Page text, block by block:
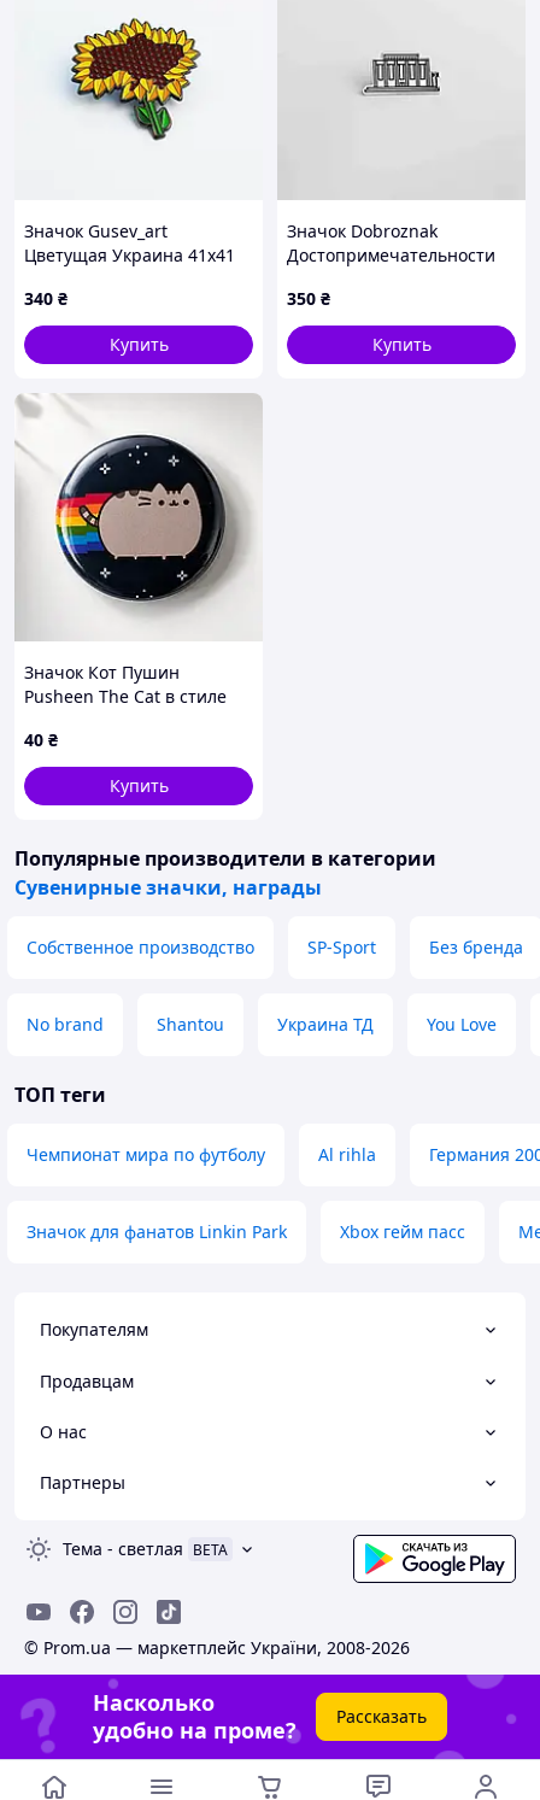
Значок Gusev_art
Цветущая Украина 41х41
340 ₴
Купить
Значок Dobroznak
Достопримечательности
29x15 мм Серебристый
(5974)
350 ₴
Купить
Значок Кот Пушин
Pusheen The Cat в стиле
40 ₴
Купить
Популярные производители в категории
Сувенирные значки, награды
Собственное производство SP-Sport Без бренда
No brand Shantou Украина ТД You Love
ТОП теги
Чемпионат мира по футболу Al rihla Германия
Значок для фанатов Linkin Park Xbox гейм пасс
Покупателям
Продавцам
О нас
Партнеры
Тема - светлая BETA
© Prom.ua — маркетплейс України, 2008-2026
Насколько
удобно на проме?
Рассказать